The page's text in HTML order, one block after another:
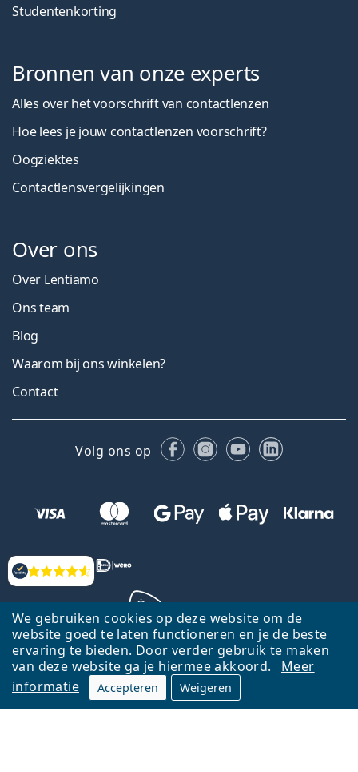
We gebruiken cookies op deze website om de
website goed te laten functioneren en je de beste
ervaring te bieden. Door verder gebruik te maken
van deze website ga je hiermee akkoord.
Meer
informatie
Accepteren Weigeren
Beoordelingen
Studentenkorting
Bronnen van onze experts
Alles over het voorschrift van contactlenzen
Hoe lees je jouw contactlenzen voorschrift?
Oogziektes
Contactlensvergelijkingen
Over ons
Over Lentiamo
Ons team
Blog
Waarom bij ons winkelen?
Contact
Volg ons op FacebookInstagram
YouTubeLinkedIn
Terug naar de homepagina
Ga omhoog
Lentiamo.nl is eigendom van en wordt beheerd door Lentiamo s.r.o.,
Tsjechië
Hier al 18 jaar voor jou.